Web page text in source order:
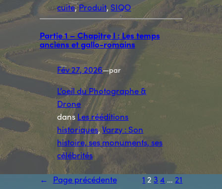
cuite, Produit, SIQO
Partie 1 – Chapitre I : Les temps
anciens et gallo-romains
Fév 27, 2026—par
L’oeil du Photographe &
Drone
dans Les rééditions
historiques, Varzy : Son
histoire, ses monuments, ses
célébrités
← Page précédente 1 2 3 4 … 21